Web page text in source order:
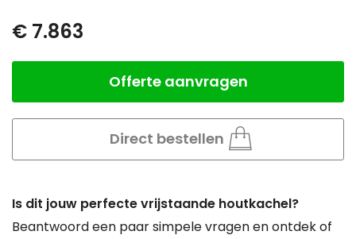
€ 7.863
Direct bestellen
Offerte aanvragen
Is dit jouw perfecte vrijstaande houtkachel?
Beantwoord een paar simpele vragen en ontdek of